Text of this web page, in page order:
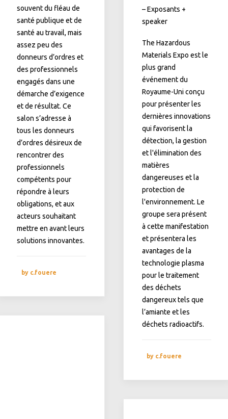
souvent du fléau de
santé publique et de
santé au travail, mais
assez peu des
donneurs d’ordres et
des professionnels
engagés dans une
démarche d’exigence
et de résultat. Ce
salon s’adresse à
tous les donneurs
d’ordres désireux de
rencontrer des
professionnels
compétents pour
répondre à leurs
obligations, et aux
acteurs souhaitant
mettre en avant leurs
solutions innovantes.
by c.fouere
– Exposants +
speaker
The Hazardous
Materials Expo est le
plus grand
événement du
Royaume-Uni conçu
pour présenter les
dernières innovations
qui favorisent la
détection, la gestion
et l'élimination des
matières
dangereuses et la
protection de
l'environnement. Le
groupe sera présent
à cette manifestation
et présentera les
avantages de la
technologie plasma
pour le traitement
des déchets
dangereux tels que
l’amiante et les
déchets radioactifs.
by c.fouere